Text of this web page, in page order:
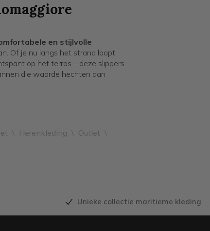
en stijlvolle
Of je nu langs het strand loopt,
op het terras – deze slippers
die waarde hechten aan
\ Herenkleding \ Outlet \
Unieke collectie maritieme kleding